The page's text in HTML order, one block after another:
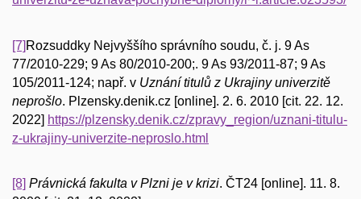
[7] Rozsuddky Nejvyššího správního soudu, č. j. 9 As
77/2010-229; 9 As 80/2010-200;. 9 As 93/2011-87; 9 As
105/2011-124; např. v Uznání titulů z Ukrajiny univerzitě
neprošlo. Plzensky.denik.cz [online]. 2. 6. 2010 [cit. 22. 12.
2022] https://plzensky.denik.cz/zpravy_region/uznani-titulu-
z-ukrajiny-univerzite-neproslo.html
[8] Právnická fakulta v Plzni je v krizi. ČT24 [online]. 11. 8.